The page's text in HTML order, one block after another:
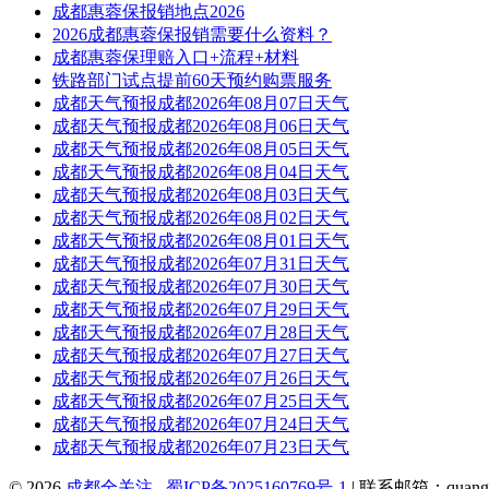
成都惠蓉保报销地点2026
2026成都惠蓉保报销需要什么资料？
成都惠蓉保理赔入口+流程+材料
铁路部门试点提前60天预约购票服务
成都天气预报成都2026年08月07日天气
成都天气预报成都2026年08月06日天气
成都天气预报成都2026年08月05日天气
成都天气预报成都2026年08月04日天气
成都天气预报成都2026年08月03日天气
成都天气预报成都2026年08月02日天气
成都天气预报成都2026年08月01日天气
成都天气预报成都2026年07月31日天气
成都天气预报成都2026年07月30日天气
成都天气预报成都2026年07月29日天气
成都天气预报成都2026年07月28日天气
成都天气预报成都2026年07月27日天气
成都天气预报成都2026年07月26日天气
成都天气预报成都2026年07月25日天气
成都天气预报成都2026年07月24日天气
成都天气预报成都2026年07月23日天气